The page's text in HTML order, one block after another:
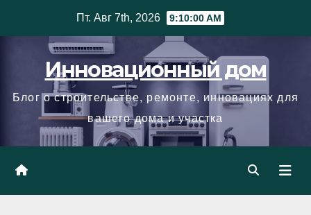
Пт. Авг 7th, 2026 9:10:01 AM
Инновационный дом
Блог о строительстве, ремонте, инновациях для
вашего дома и участка